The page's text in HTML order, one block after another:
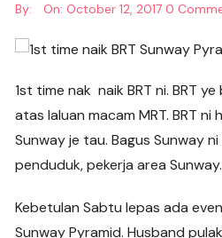
By: On: October 12, 2017 0
1st time nak naik BRT ni. BRT ye
atas laluan macam MRT. BRT
Sunway je tau. Bagus Sunway
penduduk, pekerja area
Kebetulan Sabtu lepas ada
Sunway Pyramid. Husband